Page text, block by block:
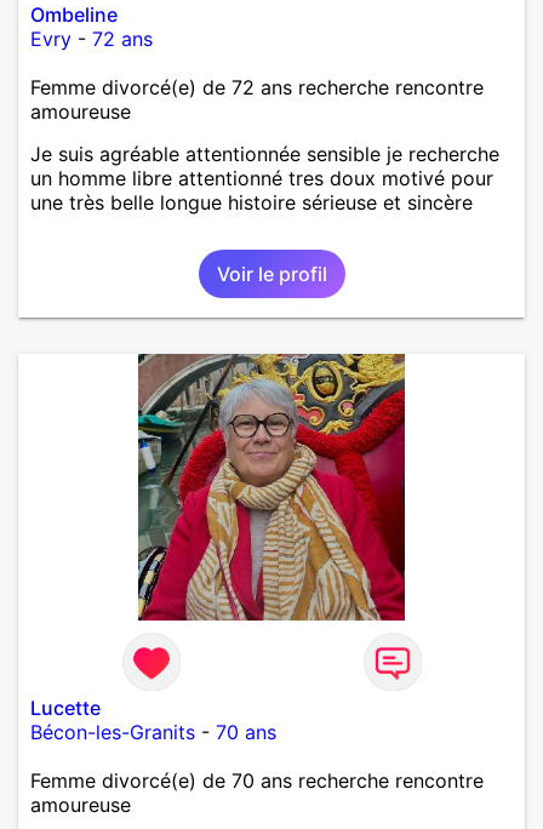
Ombeline
Evry - 72 ans
Femme divorcé(e) de 72 ans recherche rencontre
amoureuse
Je suis agréable attentionnée sensible je recherche
un homme libre attentionné tres doux motivé pour
une très belle longue histoire sérieuse et sincère
Voir le profil
Lucette
Bécon-les-Granits - 70 ans
Femme divorcé(e) de 70 ans recherche rencontre
amoureuse